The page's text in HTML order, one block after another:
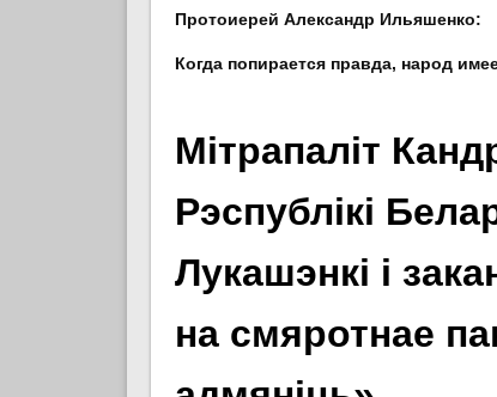
Протоиерей Александр Ильяшенко:
Когда попирается правда, народ
Мітрапаліт
Рэспублікі
Лукашэнкі і
на смяротнае